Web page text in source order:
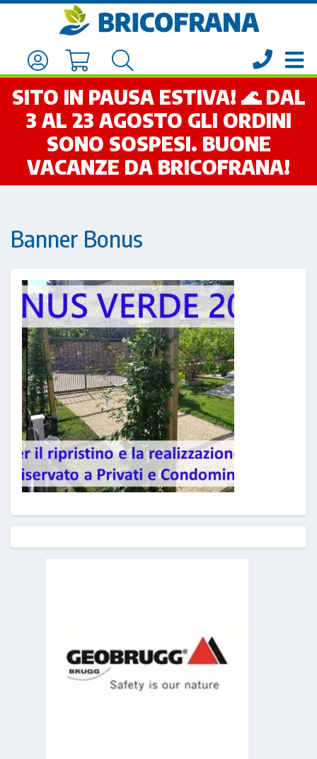
SITO IN PAUSA ESTIVA! 🌊 DAL
3 AL 23 AGOSTO GLI ORDINI
SONO SOSPESI. BUONE
VACANZE DA BRICOFRANA!
Banner Bonus